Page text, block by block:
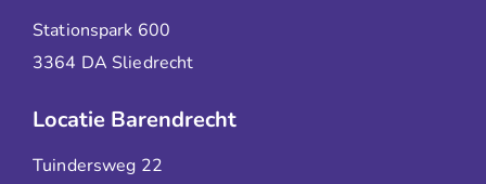
Stationspark 600
3364 DA Sliedrecht
Locatie Barendrecht
Tuindersweg 22